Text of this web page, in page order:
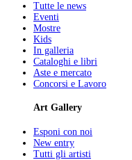
Tutte le news
Eventi
Mostre
Kids
In galleria
Cataloghi e libri
Aste e mercato
Concorsi e Lavoro
Art Gallery
Esponi con noi
New entry
Tutti gli artisti